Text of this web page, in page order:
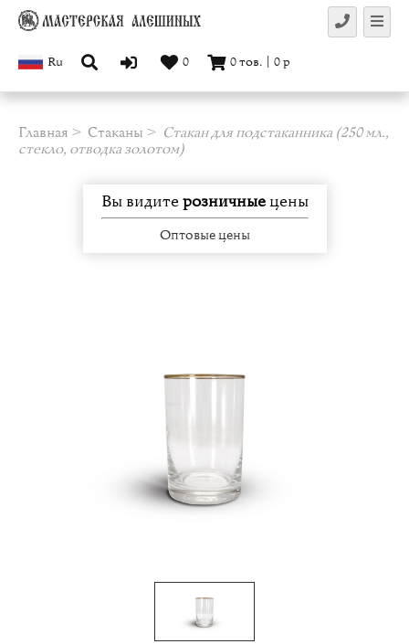
Ru 0 0тов. 0р
Главная Стаканы
Стакан для подстаканника (250 мл.,
стекло, отводка золотом)
Вы видитерозничныецены
Оптовые цены